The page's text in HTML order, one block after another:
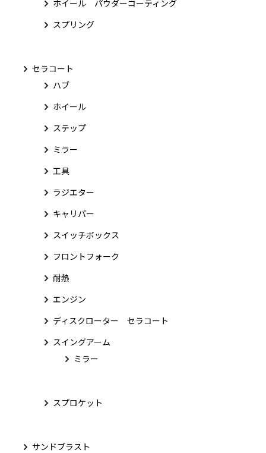
ホイール パウダーコーティング
スプリング
セラコート
ハブ
ホイール
ステップ
ミラー
工具
ラジエター
キャリパー
スイッチボックス
フロントフォーク
耐熱
エンジン
ディスクローター セラコート
スイングアーム
ミラー
スプロケット
サンドブラスト